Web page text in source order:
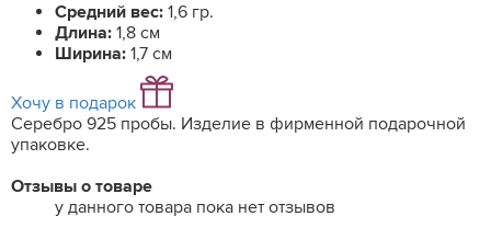
Средний вес: 1,6 гр.
Длина: 1,8 см
Ширина: 1,7 см
Хочу в подарок
Серебро 925 пробы. Изделие в фирменной подарочной
упаковке.
Отзывы о товаре
у данного товара пока нет отзывов